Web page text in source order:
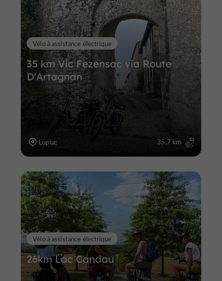
35 km Vic Fezensac via Route
D'Artagnan
Vélo à assistance électrique
Lupiac 35,7 km
26km Lac Candau
Vélo à assistance électrique